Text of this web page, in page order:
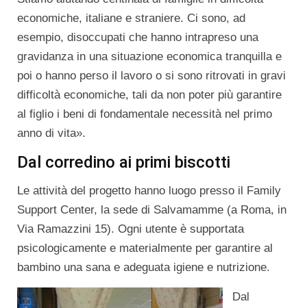
economiche, italiane e straniere. Ci sono, ad
esempio, disoccupati che hanno intrapreso una
gravidanza in una situazione economica tranquilla e
poi o hanno perso il lavoro o si sono ritrovati in gravi
difficoltà economiche, tali da non poter più garantire
al figlio i beni di fondamentale necessità nel primo
anno di vita».
Dal corredino ai primi biscotti
Le attività del progetto hanno luogo presso il Family
Support Center, la sede di Salvamamme (a Roma, in
Via Ramazzini 15). Ogni utente è supportata
psicologicamente e materialmente per garantire al
bambino una sana e adeguata igiene e nutrizione.
Dal